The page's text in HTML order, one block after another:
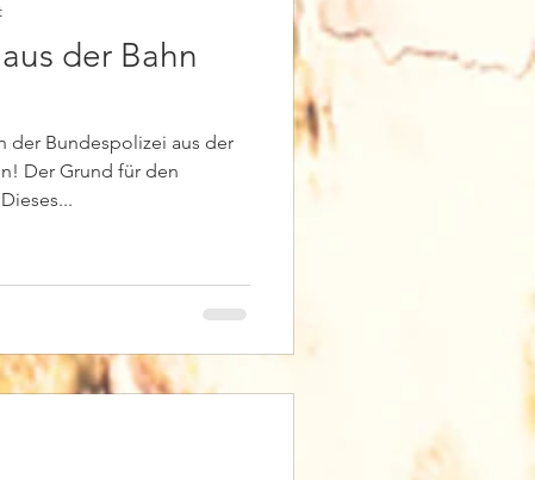
der Bahn
der Bundespolizei aus der
Der Grund für den